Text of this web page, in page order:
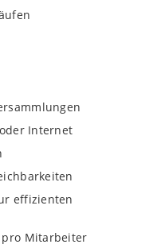
und
Internet
effizienten
pro Mitarbeiter